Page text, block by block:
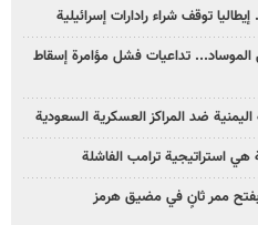
توقف شراء رادارات إسرائيلية
تداعيات فشل مؤامرة إسقاط
ضد المراكز العسكرية السعودية
هي استراتيجية ترامب الفاشلة
ممر ثانٍ في مضيق هرمز